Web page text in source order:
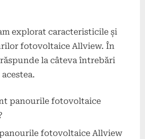
explorat caracteristicile și
fotovoltaice Allview. În
la câteva întrebări
panourile fotovoltaice
fotovoltaice Allview